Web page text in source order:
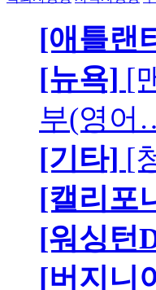
[애틀랜
[뉴욕] [
부(영어
[기타] [
[캘리포
[워싱턴
[버지니